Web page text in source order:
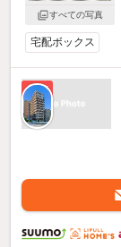
すべての写真
宅配ボックス
新着